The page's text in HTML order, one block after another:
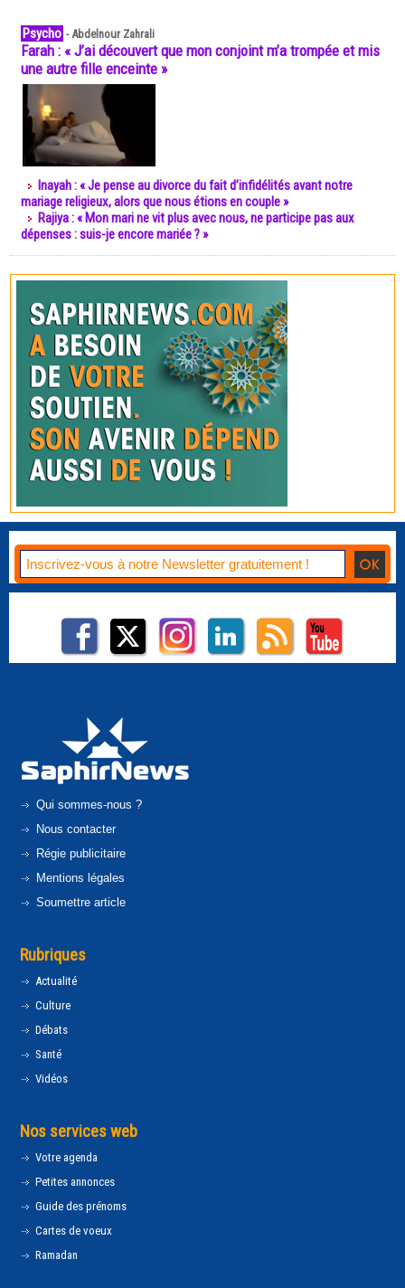
Psycho -Abdelnour Zahrali
Farah : « J’ai découvert que mon conjoint m’a trompée et mis
une autre fille enceinte »
Inayah : « Je pense au divorce du fait d’infidélités avant notre
mariage religieux, alors que nous étions en couple »
Rajiya : « Mon mari ne vit plus avec nous, ne participe pas aux
dépenses : suis-je encore mariée ? »
Qui sommes-nous ?
Nous contacter
Régie publicitaire
Mentions légales
Soumettre article
Rubriques
Actualité
Culture
Débats
Santé
Vidéos
Nos services web
Votre agenda
Petites annonces
Guide des prénoms
Cartes de voeux
Ramadan